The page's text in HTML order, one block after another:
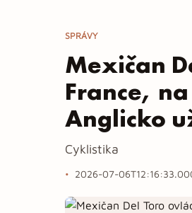
SPRÁVY
Mexičan
France,
Anglicko
Cyklistika
2026-07-